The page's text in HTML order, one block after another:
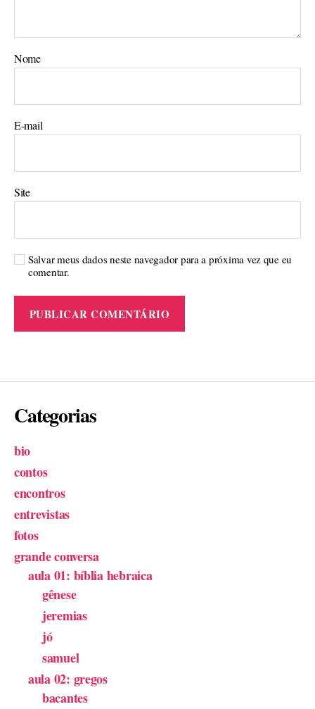
Nome
E-mail
Site
Salvar meus dados neste navegador para a próxima vez que eu
comentar.
Categorias
bio
contos
encontros
entrevistas
fotos
grande conversa
aula 01: bíblia hebraica
gênese
jeremias
jó
samuel
aula 02: gregos
bacantes